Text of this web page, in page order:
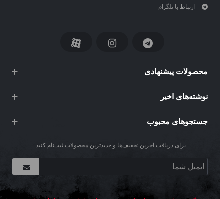
ارتباط با تلگرام
محصولات پیشنهادی
نوشته‌های اخیر
جستجوهای محبوب
برای دریافت آخرین تخفیف‌ها و جدیدترین محصولات ثبت‌نام کنید.